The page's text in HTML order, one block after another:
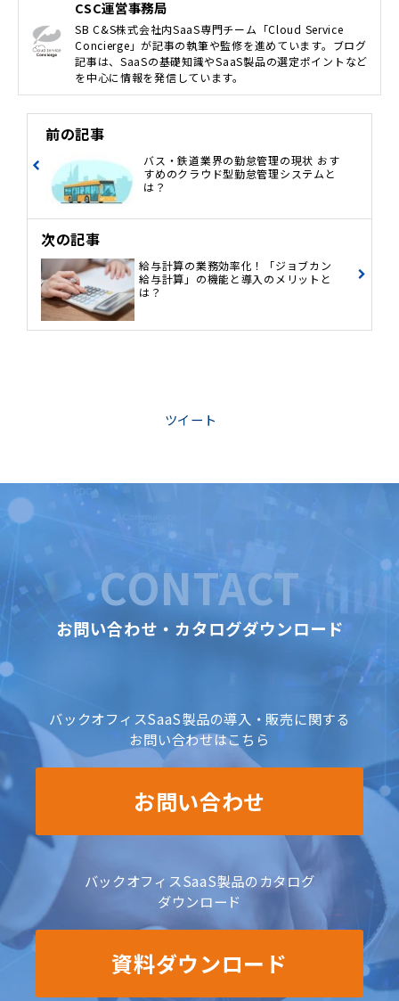
CSC運営事務局
SB C&S株式会社内SaaS専門チーム「Cloud Service
Concierge」が記事の執筆や監修を進めています。ブログ
記事は、SaaSの基礎知識やSaaS製品の選定ポイントなど
を中心に情報を発信しています。
前の記事
バス・鉄道業界の勤怠管理の現状 おす
すめのクラウド型勤怠管理システムと
は？
次の記事
給与計算の業務効率化！「ジョブカン
給与計算」の機能と導入のメリットと
は？
ツイート
CONTACT
お問い合わせ・カタログダウンロード
バックオフィスSaaS製品の導入・販売に関する
お問い合わせはこちら
お問い合わせ
バックオフィスSaaS製品のカタログ
ダウンロード
資料ダウンロード